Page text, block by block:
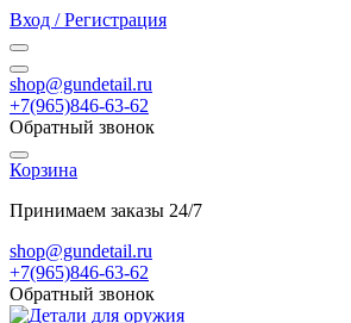
Вход / Регистрация
shop@gundetail.ru
+7(965)846-63-62
Обратный звонок
Корзина
Принимаем заказы 24/7
shop@gundetail.ru
+7(965)846-63-62
Обратный звонок